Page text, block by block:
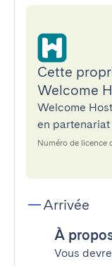
Cette
Welcome
Welcome
en
Numéro de licence
Arrivée
À
Vous